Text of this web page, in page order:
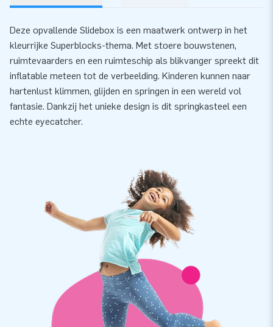
Deze opvallende Slidebox is een maatwerk ontwerp in het
kleurrijke Superblocks-thema. Met stoere bouwstenen,
ruimtevaarders en een ruimteschip als blikvanger spreekt dit
inflatable meteen tot de verbeelding. Kinderen kunnen naar
hartenlust klimmen, glijden en springen in een wereld vol
fantasie. Dankzij het unieke design is dit springkasteel een
echte eyecatcher.